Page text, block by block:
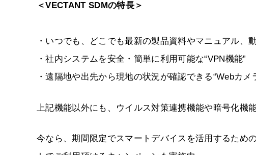
＜VECTANT SDMの特長＞
・いつでも、どこでも最新の製品資料やマニュアル、
・社内システムを安全・簡単に利用可能な“VPN機能”
・遠隔地や出先から現地の状況が確認できる“Webカメ
上記機能以外にも、ウイルス対策連携機能や暗号化機
今なら、期間限定でスマートデバイスを活用するため